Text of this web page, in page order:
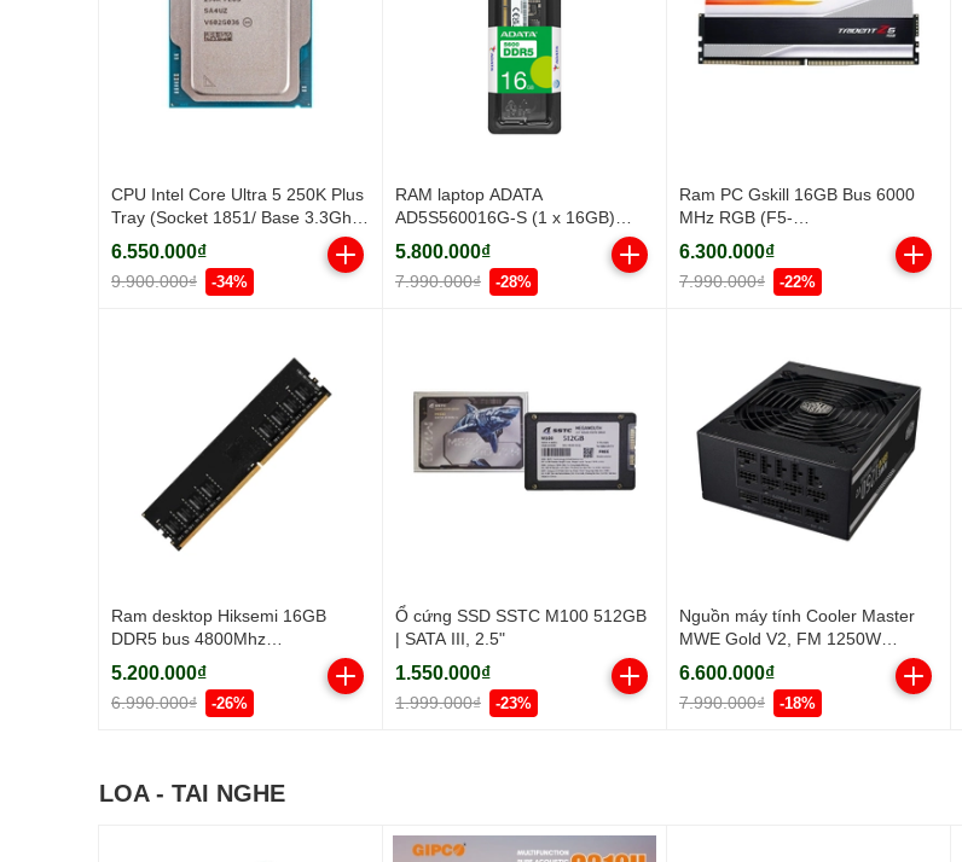
CPU Intel Core Ultra 5 250K Plus
Tray (Socket 1851/ Base 3.3Ghz/
Turbo 5.3GHz/ 18 Cores/ 18
Threads/ Cache 30MB)
6.550.000₫
9.900.000₫ -34%
RAM laptop ADATA
AD5S560016G-S (1 x 16GB)
DDR5 5600MHz
5.800.000₫
7.990.000₫ -28%
Ram PC Gskill 16GB Bus 6000
MHz RGB (F5-
6000J3636F16GX1-TZ5RW)
6.300.000₫
7.990.000₫ -22%
Ram desktop Hiksemi 16GB
DDR5 bus 4800Mhz
(HSC516U48Z1-16G)
5.200.000₫
6.990.000₫ -26%
Ổ cứng SSD SSTC M100 512GB
| SATA III, 2.5"
1.550.000₫
1.999.000₫ -23%
Nguồn máy tính Cooler Master
MWE Gold V2, FM 1250W
ATX3.1 A/EU Cable (80 Plus
Gold/ Full-Modular/ ATX/ Đen)
6.600.000₫
7.990.000₫ -18%
LOA - TAI NGHE